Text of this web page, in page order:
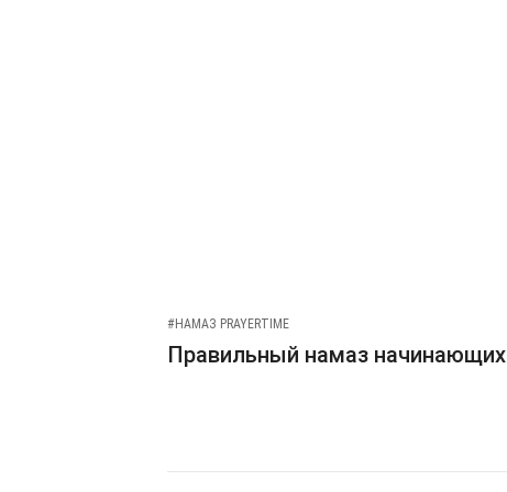
#НАМАЗ PRAYERTIME
Правильный намаз начинающих